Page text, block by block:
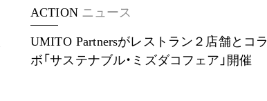
ACTION ニュース
UMITO Partnersがレストラン２店舗とコラ
ボ「サステナブル・ミズダコフェア」開催